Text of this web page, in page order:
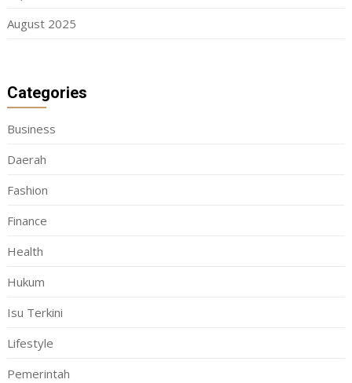
August 2025
Categories
Business
Daerah
Fashion
Finance
Health
Hukum
Isu Terkini
Lifestyle
Pemerintah